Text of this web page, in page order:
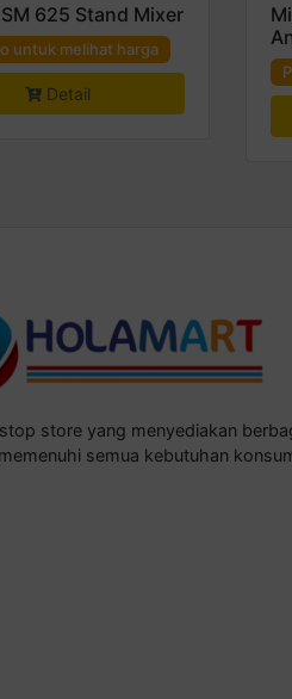
625 Stand Mixer
untuk melihat harga
Detail
store yang menyediakan
semua kebutuhan